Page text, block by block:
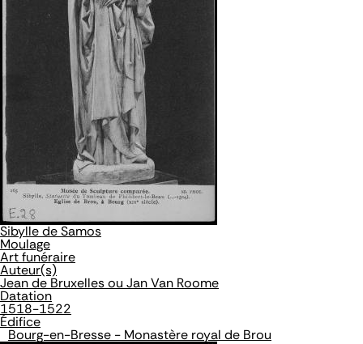
Sibylle de Samos
Moulage
Art funéraire
Auteur(s)
Jean de Bruxelles ou Jan Van Roome
Datation
1518-1522
Édifice
Bourg-en-Bresse - Monastère royal de Brou